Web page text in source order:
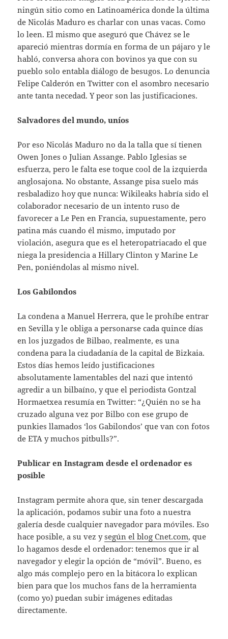
ningún sitio como en Latinoamérica donde la última
de Nicolás Maduro es charlar con unas vacas. Como
lo leen. El mismo que aseguró que Chávez se le
apareció mientras dormía en forma de un pájaro y le
habló, conversa ahora con bovinos ya que con su
pueblo solo entabla diálogo de besugos. Lo denuncia
Felipe Calderón en Twitter con el asombro necesario
ante tanta necedad. Y peor son las justificaciones.
Salvadores del mundo, uníos
Por eso Nicolás Maduro no da la talla que sí tienen
Owen Jones o Julian Assange. Pablo Iglesias se
esfuerza, pero le falta ese toque cool de la izquierda
anglosajona. No obstante, Assange pisa suelo más
resbaladizo hoy que nunca: Wikileaks habría sido el
colaborador necesario de un intento ruso de
favorecer a Le Pen en Francia, supuestamente, pero
patina más cuando él mismo, imputado por
violación, asegura que es el heteropatriacado el que
niega la presidencia a Hillary Clinton y Marine Le
Pen, poniéndolas al mismo nivel.
Los Gabilondos
La condena a Manuel Herrera, que le prohíbe entrar
en Sevilla y le obliga a personarse cada quince días
en los juzgados de Bilbao, realmente, es una
condena para la ciudadanía de la capital de Bizkaia.
Estos días hemos leído justificaciones
absolutamente lamentables del nazi que intentó
agredir a un bilbaíno, y que el periodista Gontzal
Hormaetxea resumía en Twitter: “¿Quién no se ha
cruzado alguna vez por Bilbo con ese grupo de
punkies llamados ‘los Gabilondos’ que van con fotos
de ETA y muchos pitbulls?”.
Publicar en Instagram desde el ordenador es
posible
Instagram permite ahora que, sin tener descargada
la aplicación, podamos subir una foto a nuestra
galería desde cualquier navegador para móviles. Eso
hace posible, a su vez ysegún el blog Cnet.com, que
lo hagamos desde el ordenador: tenemos que ir al
navegador y elegir la opción de “móvil”. Bueno, es
algo más complejo pero en la bitácora lo explican
bien para que los muchos fans de la herramienta
(como yo) puedan subir imágenes editadas
directamente.